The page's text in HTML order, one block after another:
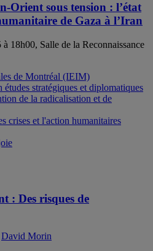
Orient sous tension : l’état
de Gaza à l’Iran
18h00, Salle de la Reconnaissance
: Des risques de
David Morin